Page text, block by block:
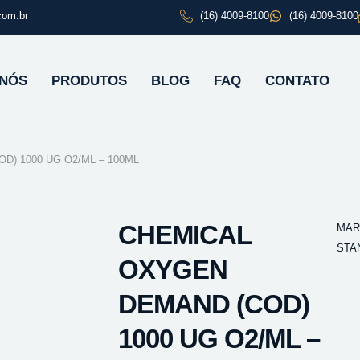
(16) 4009-8100 (16) 4009-8100
PRODUTOS BLOG FAQ CONTATO
1000 UG O2/ML – 100ML
CHEMICAL
OXYGEN
DEMAND (COD)
1000 UG O2/ML –